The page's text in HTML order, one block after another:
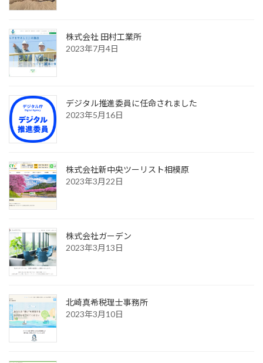
株式会社 田村工業所
2023年7月4日
デジタル推進委員に任命されました
2023年5月16日
株式会社新中央ツーリスト相模原
2023年3月22日
株式会社ガーデン
2023年3月13日
北崎真希税理士事務所
2023年3月10日